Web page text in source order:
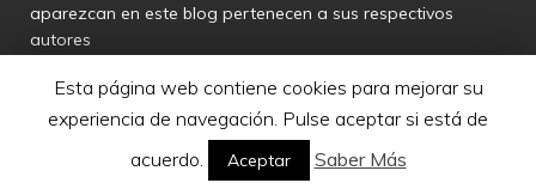
aparezcan en este blog pertenecen a sus respectivos
autores
responsables por las opiniones manifestadas por los
usuarios y colaboradores de este blog
Star Wars es una marca registrada de Disney - Lucasfilms
Esta página web contiene cookies para mejorar su
experiencia de navegación. Pulse aceptar si está de
acuerdo.
Aceptar Saber Más